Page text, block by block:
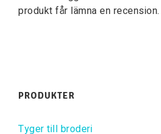
produkt får lämna en recension.
PRODUKTER
Tyger till broderi